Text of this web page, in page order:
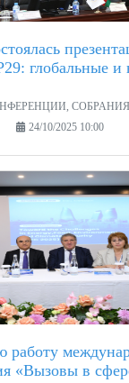
глобальные и
СОБРАНИЯ
24/10/2025 10:00
работу
«Вызовы в